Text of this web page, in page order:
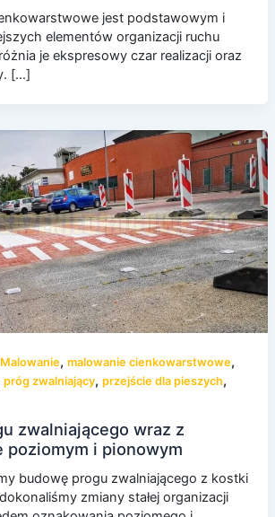
jest podstawowym i
elementów organizacji ruchu
je ekspresowy czar realizacji oraz
[…]
Malowanie, malowanie cienkowarstwowe,
próg zwalniający, przejście dla pieszych,
zwalniającego wraz z
poziomym i pionowym
budowę progu zwalniającego z kostki
zmiany stałej organizacji